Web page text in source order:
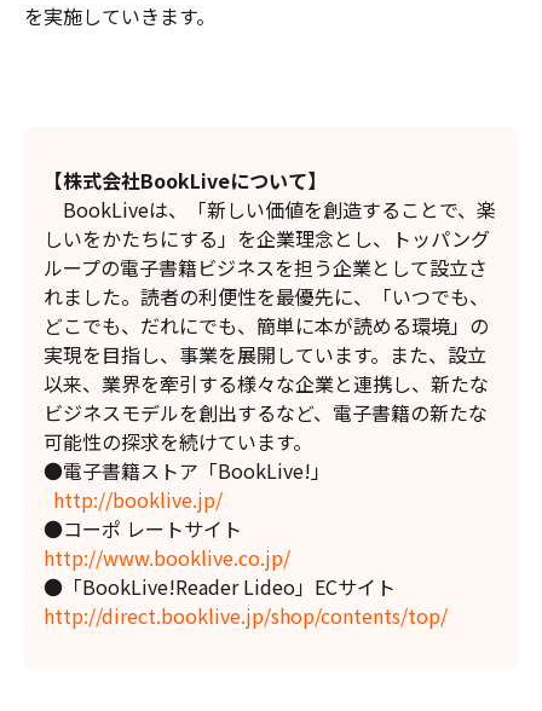
を実施していきます。
【株式会社BookLiveについて】
BookLiveは、「新しい価値を創造することで、楽
しいをかたちにする」を企業理念とし、トッパング
ループの電子書籍ビジネスを担う企業として設立さ
れました。読者の利便性を最優先に、「いつでも、
どこでも、だれにでも、簡単に本が読める環境」の
実現を目指し、事業を展開しています。また、設立
以来、業界を牽引する様々な企業と連携し、新たな
ビジネスモデルを創出するなど、電子書籍の新たな
可能性の探求を続けています。
●電子書籍ストア「BookLive!」
http://booklive.jp/
●コーポ レートサイト
http://www.booklive.co.jp/
●「BookLive!Reader Lideo」ECサイト
http://direct.booklive.jp/shop/contents/top/